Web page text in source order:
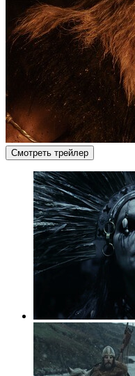
Смотреть трейлер